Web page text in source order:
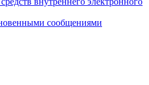
сообщениями